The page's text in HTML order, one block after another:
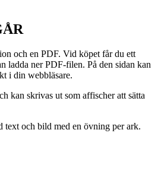
och en PDF. Vid köpet får du ett
ladda ner PDF-filen. På den sidan kan
i din webbläsare.
kan skrivas ut som affischer att sätta
text och bild med en övning per ark.